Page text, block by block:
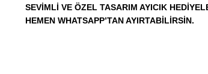
SEVIMLI VE ÖZEL TASARIM AYICIK
HEMEN WHATSAPP’TAN AYIRTABILIRSIN.